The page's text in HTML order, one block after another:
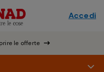
le offerte
Accedi